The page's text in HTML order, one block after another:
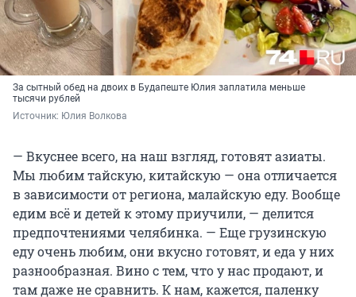
За сытный обед на двоих в Будапеште Юлия заплатила меньше
тысячи рублей
Источник: Юлия Волкова
— Вкуснее всего, на наш взгляд, готовят азиаты.
Мы любим тайскую, китайскую — она отличается
в зависимости от региона, малайскую еду. Вообще
едим всё и детей к этому приучили, — делится
предпочтениями челябинка. — Еще грузинскую
еду очень любим, они вкусно готовят, и еда у них
разнообразная. Вино с тем, что у нас продают, и
там даже не сравнить. К нам, кажется, паленку